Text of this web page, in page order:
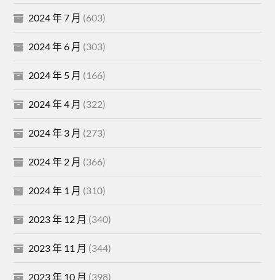
2024 年 7 月 (603)
2024 年 6 月 (303)
2024 年 5 月 (166)
2024 年 4 月 (322)
2024 年 3 月 (273)
2024 年 2 月 (366)
2024 年 1 月 (310)
2023 年 12 月 (340)
2023 年 11 月 (344)
2023 年 10 月 (398)